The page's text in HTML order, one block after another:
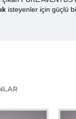
isteyenler için güçlü